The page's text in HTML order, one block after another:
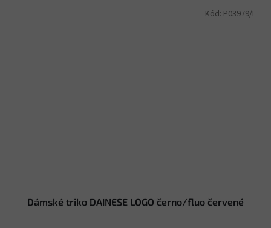
Dámské triko DAINESE LOGO černo/fluo červené
Kód: P03979/L